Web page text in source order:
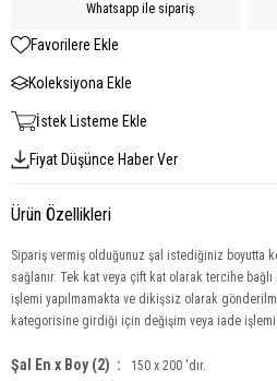
Whatsapp ile sipariş
Favorilere Ekle
Koleksiyona Ekle
İstek Listeme Ekle
Fiyat Düşünce Haber Ver
Ürün Özellikleri
Sipariş vermiş olduğunuz şal istediğiniz boyutta
sağlanır. Tek kat veya çift kat olarak tercihe
işlemi yapılmamakta ve dikişsiz olarak
kategorisine girdiği için değişim veya iade işlemi
Şal En x Boy (2) : 150 x 200 'dır.